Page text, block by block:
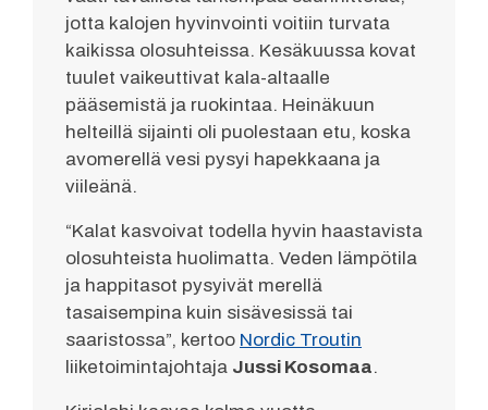
jotta kalojen hyvinvointi voitiin turvata
kaikissa olosuhteissa. Kesäkuussa kovat
tuulet vaikeuttivat kala-altaalle
pääsemistä ja ruokintaa. Heinäkuun
helteillä sijainti oli puolestaan etu, koska
avomerellä vesi pysyi hapekkaana ja
viileänä.
“Kalat kasvoivat todella hyvin haastavista
olosuhteista huolimatta. Veden lämpötila
ja happitasot pysyivät merellä
tasaisempina kuin sisävesissä tai
saaristossa”, kertoo Nordic Troutin
liiketoimintajohtaja Jussi Kosomaa.